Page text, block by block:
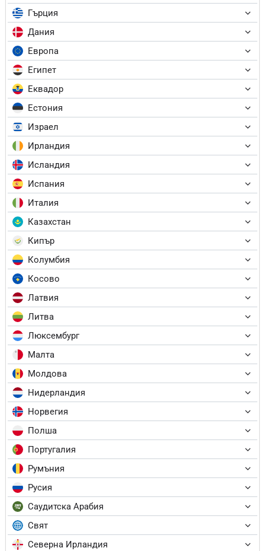
Гърция
Дания
Европа
Египет
Еквадор
Естония
Израел
Ирландия
Исландия
Испания
Италия
Казахстан
Кипър
Колумбия
Косово
Латвия
Литва
Люксембург
Малта
Молдова
Нидерландия
Норвегия
Полша
Португалия
Румъния
Русия
Саудитска Арабия
Свят
Северна Ирландия